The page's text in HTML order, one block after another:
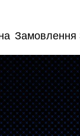
Замовлення